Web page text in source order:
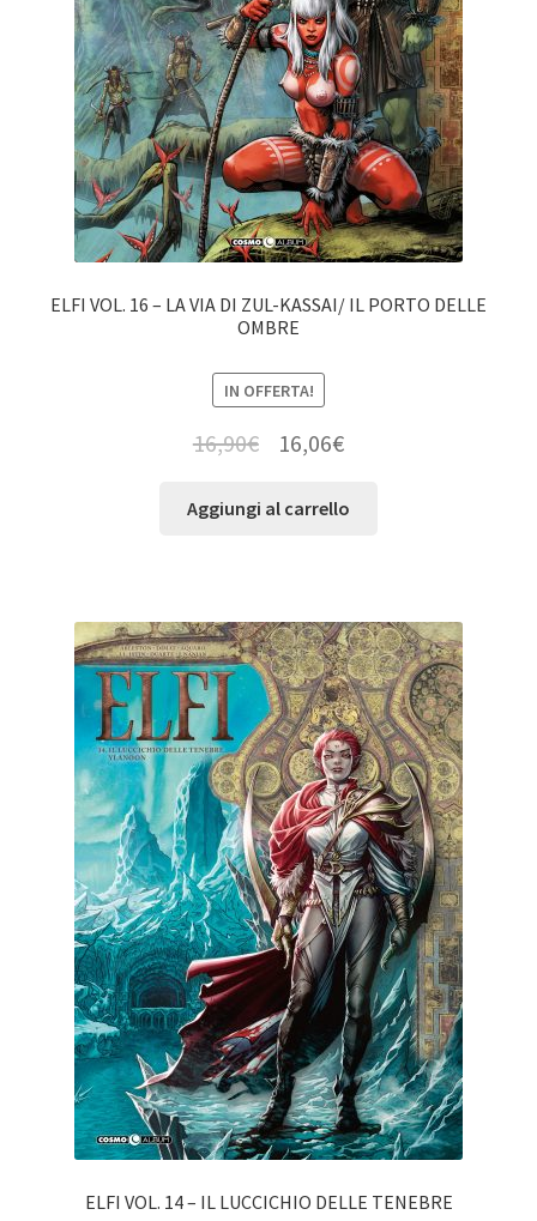
ELFI VOL. 16 – LA VIA DI ZUL-KASSAI/ IL PORTO DELLE
OMBRE
IN OFFERTA!
16,90€ 16,06€
Aggiungi al carrello
ELFI VOL. 14 – IL LUCCICHIO DELLE TENEBRE